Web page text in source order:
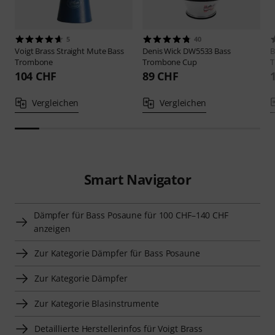
5
Voigt Brass Straight Mute Bass
Trombone
104 CHF
Vergleichen
40
Denis Wick DW5533 Bass
Trombone Cup
89 CHF
Vergleichen
Smart Navigator
Dämpfer für Bass Posaune für 100 CHF–140 CHF
anzeigen
Zur Kategorie Dämpfer für Bass Posaune
Zur Kategorie Dämpfer
Zur Kategorie Blasinstrumente
Detaillierte Herstellerinfos für Voigt Brass